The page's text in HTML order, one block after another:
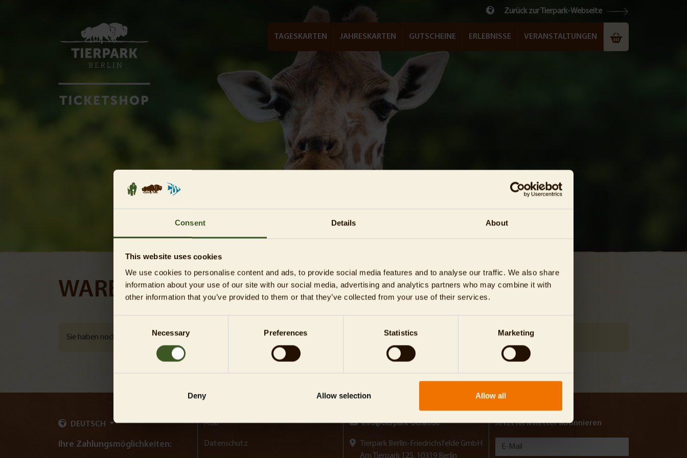
Consent Details About
This website uses cookies
We use cookies to personalise content and ads, to provide social media features and to analyse our traffic. We also share
information about your use of our site with our social media, advertising and analytics partners who may combine it with
other information that you’ve provided to them or that they’ve collected from your use of their services.
Selection
Necessary Preferences Statistics Marketing
Deny Allow selection Allow all
Zurück zur Tierpark-Webseite
TAGESKARTEN JAHRESKARTEN GUTSCHEINE ERLEBNISSE VERANSTALTUNGEN
WARENKORB
Sie haben noch keine Artikel im Warenkorb.
DEUTSCH
Ihre Zahlungsmöglichkeiten:
AGB
Datenschutz
info@tierpark-berlin.de
Tierpark Berlin-Friedrichsfelde GmbH
Am Tierpark 125, 10319 Berlin
Jetzt Newsletter abonnieren